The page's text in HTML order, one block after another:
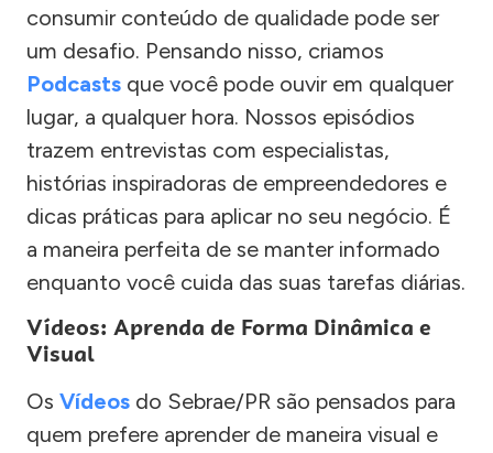
consumir conteúdo de qualidade pode ser
um desafio. Pensando nisso, criamos
Podcasts que você pode ouvir em qualquer
lugar, a qualquer hora. Nossos episódios
trazem entrevistas com especialistas,
histórias inspiradoras de empreendedores e
dicas práticas para aplicar no seu negócio. É
a maneira perfeita de se manter informado
enquanto você cuida das suas tarefas diárias.
Vídeos: Aprenda de Forma Dinâmica e
Visual
Os Vídeos do Sebrae/PR são pensados para
quem prefere aprender de maneira visual e